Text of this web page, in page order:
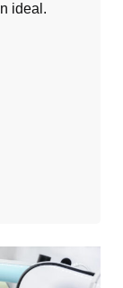
ideal.